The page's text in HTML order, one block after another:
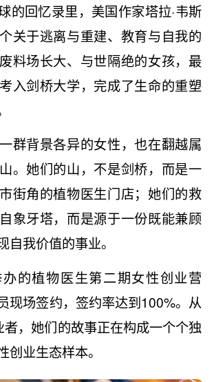
的回忆录里，美国作家塔拉·韦斯
关于逃离与重建、教育与自我的
料场长大、与世隔绝的女孩，最
入剑桥大学，完成了生命的重塑
群背景各异的女性，也在翻越属
。她们的山，不是剑桥，而是一
街角的植物医生门店；她们的救
象牙塔，而是源于一份既能兼顾
自我价值的事业。
的植物医生第二期女性创业营
现场签约，签约率达到100%。从
者，她们的故事正在构成一个个独
创业生态样本。